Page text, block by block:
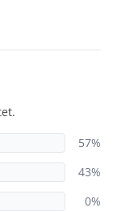
57%
43%
0%